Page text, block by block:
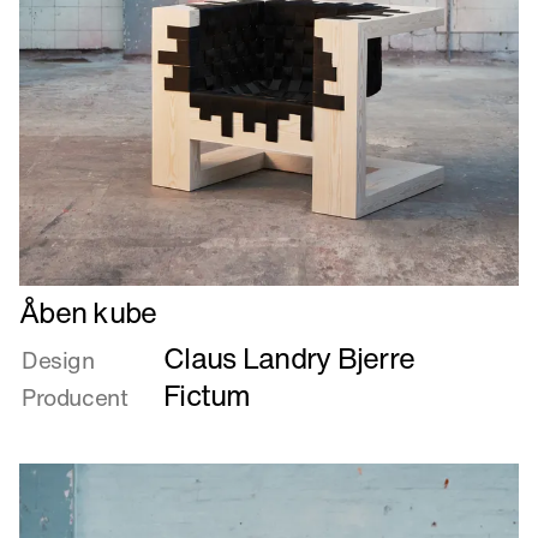
Læs
mere
om
Åben
kube
Åben kube
Design Claus Landry Bjerre
Producent Fictum